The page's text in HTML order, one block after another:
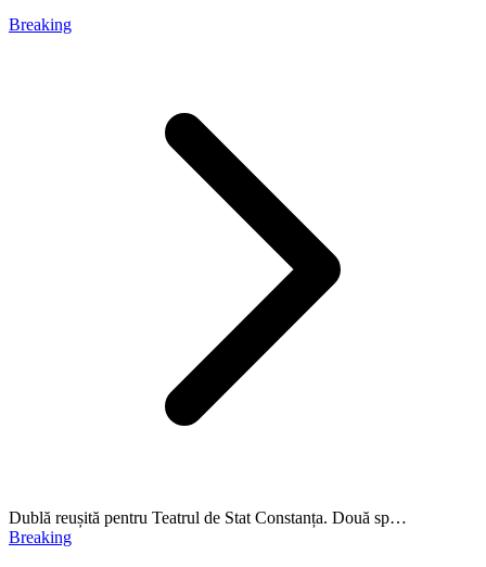
Breaking
Dublă reușită pentru Teatrul de Stat Constanța. Două sp…
Breaking